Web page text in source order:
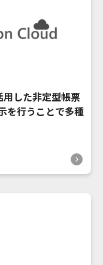
用した非定型帳票
を行うことで多種